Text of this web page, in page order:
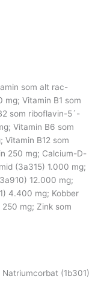
som alt rac-
Vitamin B1 som
som riboflavin-5´-
Vitamin B6 som
Vitamin B12 som
250 mg; Calcium-D-
(3a315) 1.000 mg;
12.000 mg;
4.400 mg; Kobber
mg; Zink som
(1b301)